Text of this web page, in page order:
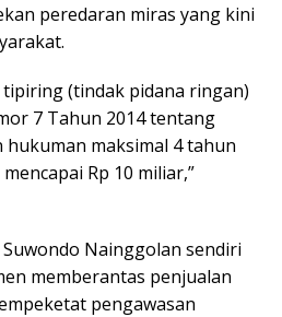
peredaran miras yang kini
tipiring (tindak pidana ringan)
7 Tahun 2014 tentang
hukuman maksimal 4 tahun
Rp 10 miliar,”
Nainggolan sendiri
memberantas penjualan
pengawasan